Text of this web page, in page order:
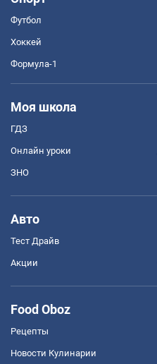
Футбол
Хоккей
Формула-1
Моя школа
ГДЗ
Онлайн уроки
ЗНО
Авто
Тест Драйв
Акции
Food Oboz
Рецепты
Новости Кулинарии